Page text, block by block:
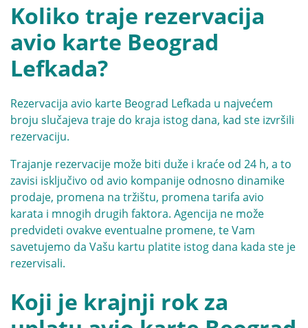
Koliko traje rezervacija
avio karte Beograd
Lefkada?
Rezervacija avio karte Beograd Lefkada u najvećem
broju slučajeva traje do kraja istog dana, kad ste izvršili
rezervaciju.
Trajanje rezervacije može biti duže i kraće od 24 h, a to
zavisi isključivo od avio kompanije odnosno dinamike
prodaje, promena na tržištu, promena tarifa avio
karata i mnogih drugih faktora. Agencija ne može
predvideti ovakve eventualne promene, te Vam
savetujemo da Vašu kartu platite istog dana kada ste je
rezervisali.
Koji je krajnji rok za